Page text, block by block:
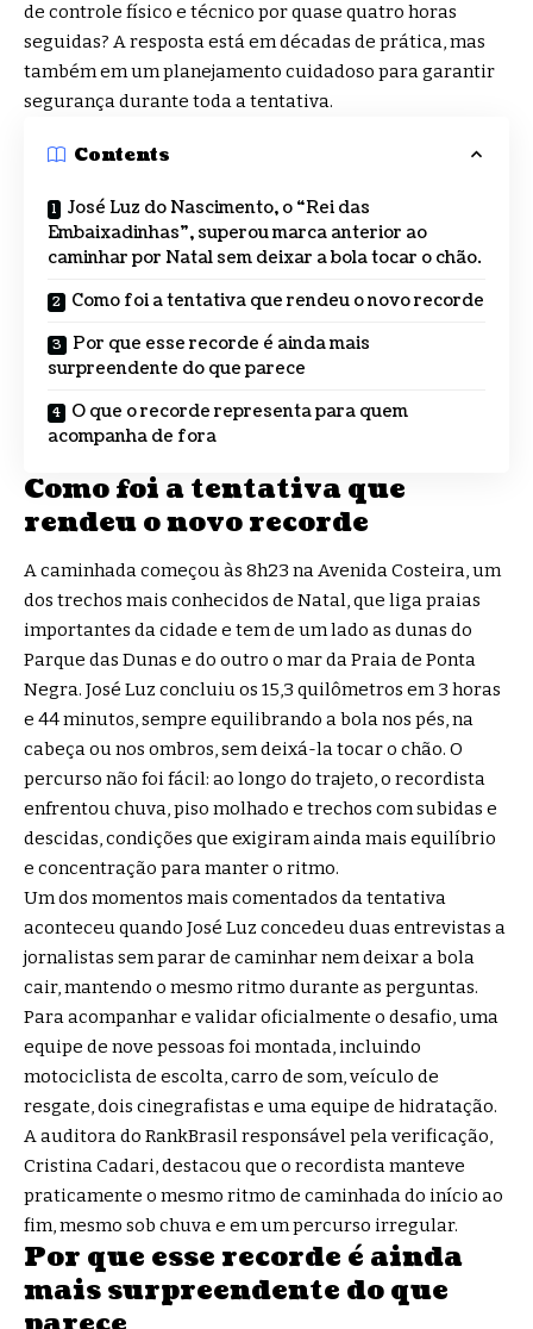
de controle físico e técnico por quase quatro horas
seguidas? A resposta está em décadas de prática, mas
também em um planejamento cuidadoso para garantir
segurança durante toda a tentativa.
Contents
José Luz do Nascimento, o “Rei das
Embaixadinhas”, superou marca anterior ao
caminhar por Natal sem deixar a bola tocar o chão.
Como foi a tentativa que rendeu o novo recorde
Por que esse recorde é ainda mais
surpreendente do que parece
O que o recorde representa para quem
acompanha de fora
Como foi a tentativa que
rendeu o novo recorde
A caminhada começou às 8h23 na Avenida Costeira, um
dos trechos mais conhecidos de Natal, que liga praias
importantes da cidade e tem de um lado as dunas do
Parque das Dunas e do outro o mar da Praia de Ponta
Negra. José Luz concluiu os 15,3 quilômetros em 3 horas
e 44 minutos, sempre equilibrando a bola nos pés, na
cabeça ou nos ombros, sem deixá-la tocar o chão. O
percurso não foi fácil: ao longo do trajeto, o recordista
enfrentou chuva, piso molhado e trechos com subidas e
descidas, condições que exigiram ainda mais equilíbrio
e concentração para manter o ritmo.
Um dos momentos mais comentados da tentativa
aconteceu quando José Luz concedeu duas entrevistas a
jornalistas sem parar de caminhar nem deixar a bola
cair, mantendo o mesmo ritmo durante as perguntas.
Para acompanhar e validar oficialmente o desafio, uma
equipe de nove pessoas foi montada, incluindo
motociclista de escolta, carro de som, veículo de
resgate, dois cinegrafistas e uma equipe de hidratação.
A auditora do RankBrasil responsável pela verificação,
Cristina Cadari, destacou que o recordista manteve
praticamente o mesmo ritmo de caminhada do início ao
fim, mesmo sob chuva e em um percurso irregular.
Por que esse recorde é ainda
mais surpreendente do que